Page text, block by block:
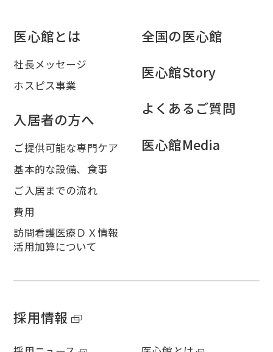
医心館とは
社長メッセージ
ホスピス事業
入居者の方へ
ご提供可能な専門ケア
基本的な設備、食事
ご入居までの流れ
費用
訪問看護医療ＤＸ情報
活用加算について
全国の医心館
医心館Story
よくあるご質問
医心館Media
採用情報